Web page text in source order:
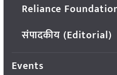
Reliance
संपादकीय (Editorial)
Events